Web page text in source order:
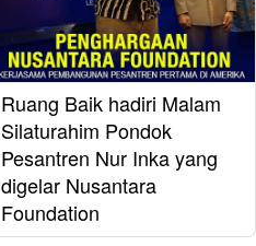
Ruang Baik hadiri Malam
Silaturahim Pondok
Pesantren Nur Inka yang
digelar Nusantara
Foundation